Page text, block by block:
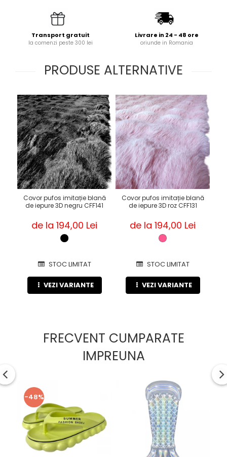
Transport gratuit
la comenzi peste 300 lei
Livrare in 24 - 48 ore
oriunde in Romania
PRODUSE ALTERNATIVE
Covor pufos imitație blană
de iepure 3D negru CFF141
de la 194,00 Lei
STOC LIMITAT
VEZI VARIANTE
Covor pufos imitație blană
de iepure 3D roz CFF131
de la 194,00 Lei
STOC LIMITAT
VEZI VARIANTE
FRECVENT CUMPARATE
IMPREUNA
-48%